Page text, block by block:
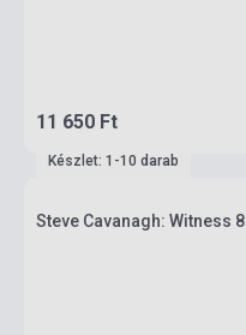
11 650 Ft
Készlet: 1-10 darab
Steve Cavanagh: Witness 8